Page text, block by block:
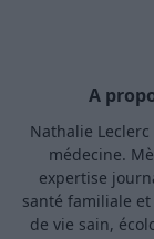
A
Nathalie
médecine.
expertise
santé familiale
de vie sain,